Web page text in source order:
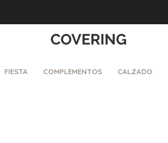
FIESTA COMPLEMENTOS CALZADO